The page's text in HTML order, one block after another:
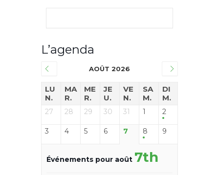
L’agenda
AOÛT 2026
LU
N.
MA
R.
ME
R.
JE
U.
VE
N.
SA
M.
DI
M.
27 28 29 30 31 1 2
3 4 5 6 7 8 9
Événements pour août 7th